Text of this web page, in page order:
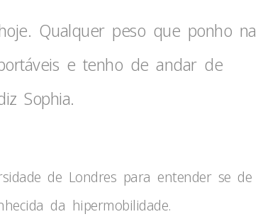
Qualquer peso que ponho na
e tenho de andar de
Sophia.
de Londres para entender se de
da hipermobilidade.